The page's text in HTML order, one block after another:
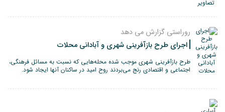
روراستی گزارش می دهد
اجرای طرح بازآفرینی شهری و آبادانی محلات
طرح بازآفرینی شهری موجب شده محله‌هایی که نسبت به مسائل فرهنگی،
اجتماعی و اقتصادی رنج می‌بردند روح امید در ساکنان آنها ایجاد شود.